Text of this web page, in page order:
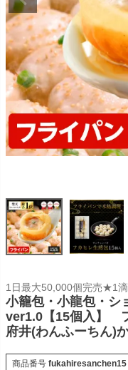
1日最大50,000個完売★1滴
小籠包・小龍包・シ
ver1.0【15個入】
府井(わんふーちん)
商品番号 fukahiresanchen15